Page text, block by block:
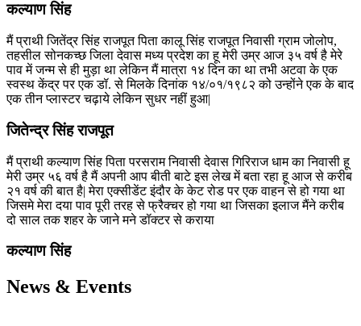
कल्याण सिंह
मैं प्राथी जितेंद्र सिंह राजपूत पिता कालू सिंह राजपूत निवासी ग्राम जोलोप,
तहसील सोनकच्छ जिला देवास मध्य प्रदेश का हू मेरी उम्र आज ३५ वर्ष है मेरे
पाव में जन्म से ही मुड़ा था लेकिन मैं मात्रा १४ दिन का था तभी अटवा के एक
स्वस्थ केंद्र पर एक डॉ. से मिलके दिनांक १४/०१/१९८२ को उन्होंने एक के बाद
एक तीन प्लास्टर चढ़ाये लेकिन सुधर नहीं हुआ|
जितेन्द्र सिंह राजपूत
मैं प्राथी कल्याण सिंह पिता परसराम निवासी देवास गिरिराज धाम का निवासी हू
मेरी उम्र ५६ वर्ष है मैं अपनी आप बीती बाटे इस लेख में बता रहा हू आज से करीब
२१ वर्ष की बात है| मेरा एक्सीडेंट इंदौर के केट रोड पर एक वाहन से हो गया था
जिसमे मेरा दया पाव पूरी तरह से फ्रैक्चर हो गया था जिसका इलाज मैंने करीब
दो साल तक शहर के जाने मने डॉक्टर से कराया
कल्याण सिंह
News & Events